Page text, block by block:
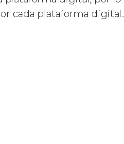
cada plataforma digital.